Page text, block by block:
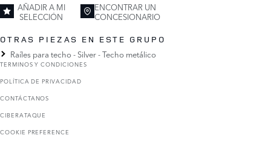
AÑADIR A MI
SELECCIÓN
ENCONTRAR UN
CONCESIONARIO
OTRAS PIEZAS EN ESTE GRUPO
Raíles para techo - Silver - Techo metálico
TERMINOS Y CONDICIONES
POLÍTICA DE PRIVACIDAD
CONTÁCTANOS
CIBERATAQUE
COOKIE PREFERENCE